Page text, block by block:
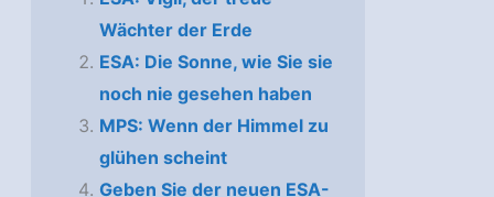
Wächter der Erde
ESA: Die Sonne, wie Sie sie
noch nie gesehen haben
MPS: Wenn der Himmel zu
glühen scheint
Geben Sie der neuen ESA-